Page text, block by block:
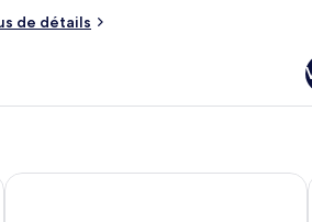
:
de détails
Palermo Inn Boutique Hotel